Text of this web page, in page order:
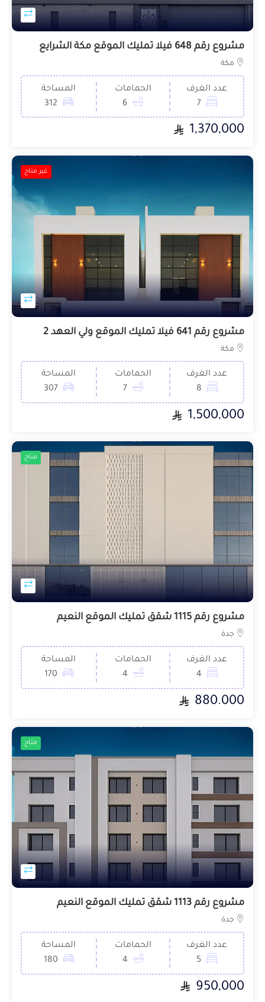
مشروع رقم 648 فيلا تمليك الموقع مكة الشرايع
مكة
عدد الغرف
7
الحمامات
6
المساحة
312
1,370,000
غير متاح
مشروع رقم 641 فيلا تمليك الموقع ولي العهد 2
مكة
عدد الغرف
8
الحمامات
7
المساحة
307
1,500,000
متاح
مشروع رقم 1115 شقق تمليك الموقع النعيم
جدة
عدد الغرف
4
الحمامات
4
المساحة
170
880.000
متاح
مشروع رقم 1113 شقق تمليك الموقع النعيم
جدة
عدد الغرف
5
الحمامات
4
المساحة
180
950,000